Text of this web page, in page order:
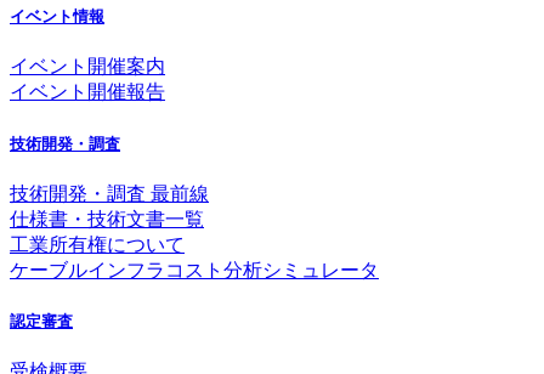
イベント情報
イベント開催案内
イベント開催報告
技術開発・調査
技術開発・調査 最前線
仕様書・技術文書一覧
工業所有権について
ケーブルインフラコスト分析シミュレータ
認定審査